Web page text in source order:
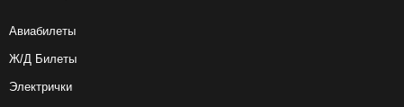
Авиабилеты
Ж/Д Билеты
Электрички